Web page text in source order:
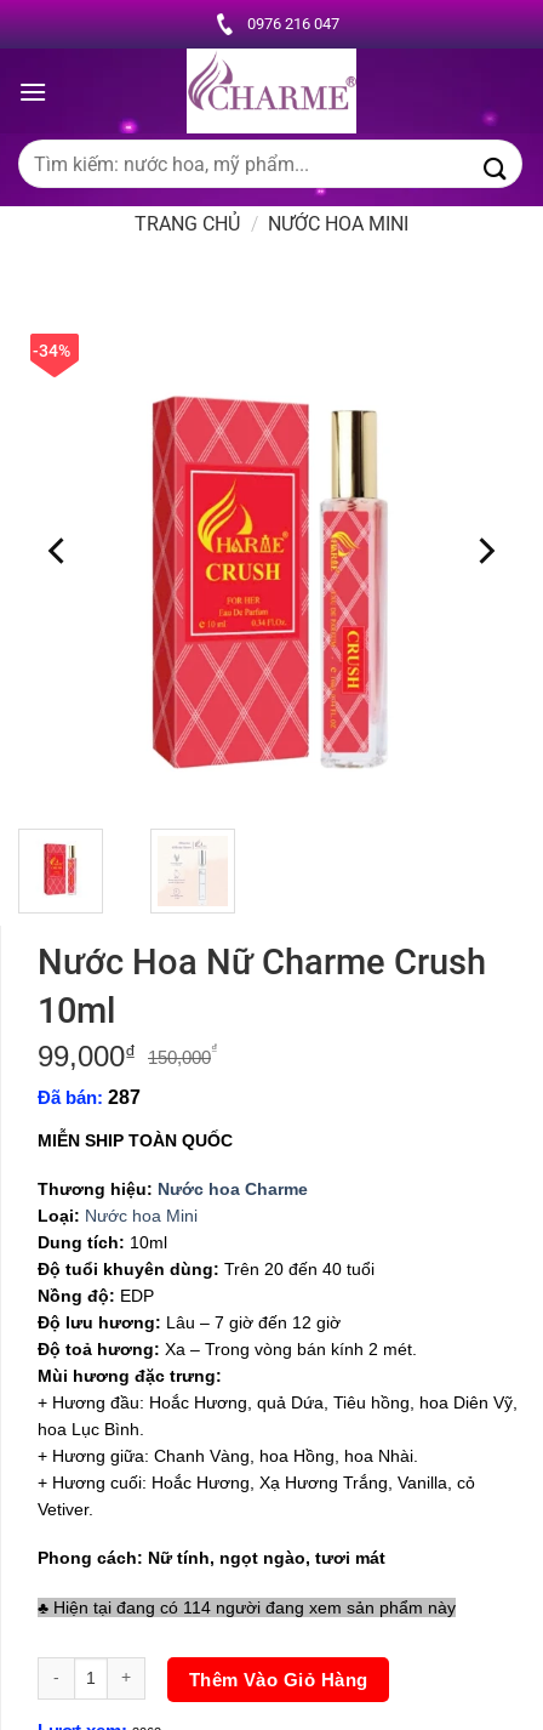
Chuyển
đến
dung
0976 216 047
Tìm
kiếm:
TRANG CHỦ / NƯỚC HOA MINI
-34%
Nước Hoa Nữ Charme Crush
10ml
150,000₫
150,000₫.
99,000₫
là:
99,000₫.
Đã bán: 287
MIỄN SHIP TOÀN QUỐC
Thương hiệu: Nước hoa Charme
Loại: Nước hoa Mini
Dung tích: 10ml
Độ tuổi khuyên dùng: Trên 20 đến 40 tuổi
Nồng độ: EDP
Độ lưu hương: Lâu – 7 giờ đến 12 giờ
Độ toả hương: Xa – Trong vòng bán kính 2 mét.
Mùi hương đặc trưng:
+ Hương đầu: Hoắc Hương, quả Dứa, Tiêu hồng, hoa Diên Vỹ,
hoa Lục Bình.
+ Hương giữa: Chanh Vàng, hoa Hồng, hoa Nhài.
+ Hương cuối: Hoắc Hương, Xạ Hương Trắng, Vanilla, cỏ
Vetiver.
Phong cách: Nữ tính, ngọt ngào, tươi mát
♣ Hiện tại đang có 114 người đang xem sản phẩm này
Nước Hoa Nữ Charme Crush 10ml số lượng
Thêm Vào Giỏ Hàng